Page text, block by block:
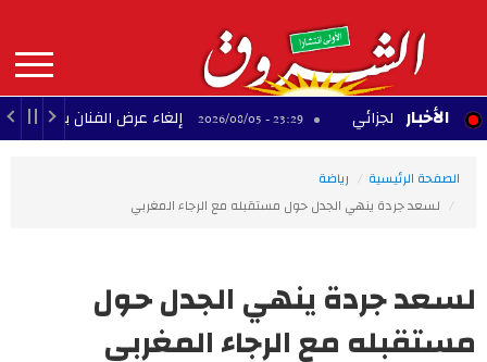
contenu
principal
MAIN
NAVIGATION الأخبار
الجزائي 23:29 - 2026/08/05 إلغاء عرض الفنان بودشار ضمن
الصفحة الرئيسية
رياضة
لسعد جردة ينهي الجدل حول مستقبله مع الرجاء المغربي
لسعد جردة ينهي الجدل حول
مستقبله مع الرجاء المغربي